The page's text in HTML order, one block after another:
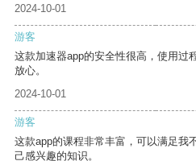
2024-10-01
游客
这款加速器app的安全性很高，使用过
放心。
2024-10-01
游客
这款app的课程非常丰富，可以满足我
己感兴趣的知识。